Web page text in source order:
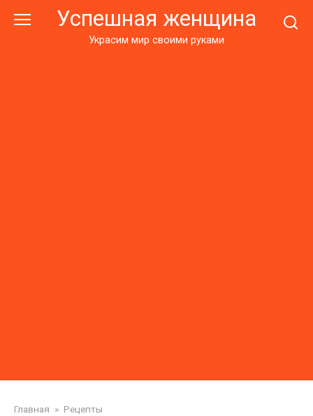
Успешная женщина
Украсим мир своими руками
Главная » Рецепты